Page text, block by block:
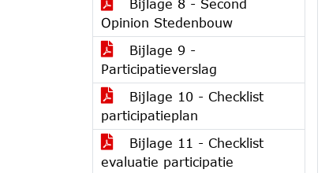
Bijlage 8 - Second
Opinion Stedenbouw
Bijlage 9 -
Participatieverslag
Bijlage 10 - Checklist
participatieplan
Bijlage 11 - Checklist
evaluatie participatie